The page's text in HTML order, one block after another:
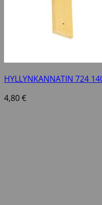
HYLLYNKANNATIN 724
4,80€